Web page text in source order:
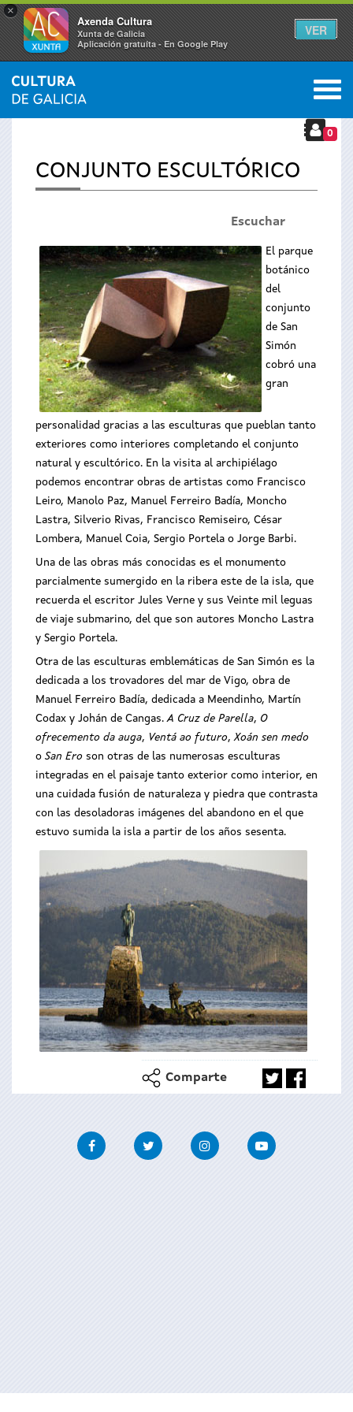
×
Axenda Cultura
Xunta de Galicia
Aplicación gratuíta - En Google Play
VER
Se
encuentra
usted
INICIO › TEMAS
0
CONJUNTO ESCULTÓRICO
Escuchar
El parque
botánico
del
conjunto
de San
Simón
cobró una
gran
personalidad gracias a las esculturas que pueblan tanto
exteriores como interiores completando el conjunto
natural y escultórico. En la visita al archipiélago
podemos encontrar obras de artistas como Francisco
Leiro, Manolo Paz, Manuel Ferreiro Badía, Moncho
Lastra, Silverio Rivas, Francisco Remiseiro, César
Lombera, Manuel Coia, Sergio Portela o Jorge Barbi.
Una de las obras más conocidas es el monumento
parcialmente sumergido en la ribera este de la isla, que
recuerda el escritor Jules Verne y sus Veinte mil leguas
de viaje submarino, del que son autores Moncho Lastra
y Sergio Portela.
Otra de las esculturas emblemáticas de San Simón es la
dedicada a los trovadores del mar de Vigo, obra de
Manuel Ferreiro Badía, dedicada a Meendinho, Martín
Codax y Johán de Cangas.A Cruz de Parella, O
ofrecemento da auga, Ventá ao futuro,Xoán sen medo
o San Ero son otras de las numerosas esculturas
integradas en el paisaje tanto exterior como interior, en
una cuidada fusión de naturaleza y piedra que contrasta
con las desoladoras imágenes del abandono en el que
estuvo sumida la isla a partir de los años sesenta.
Comparte
FacebookTwitter InstagramYoutube